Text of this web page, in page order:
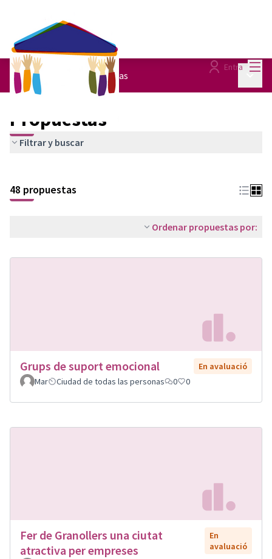
Entra
Pacte de Ciutat Propuestas
Propuestas
Filtrar y buscar
48 propuestas
Ordenar propuestas por:
Grups de suport emocional
En avaluació
Mar
Ciudad de todas las personas 0 0
Fer de Granollers una ciutat
atractiva per empreses
En
avaluació